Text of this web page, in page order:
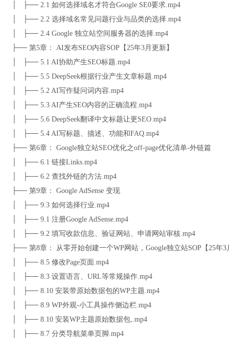
│ ├── 2.1 如何选择域名才符合Google SE0要求.mp4
│ ├── 2.2 选择域名常见问题行业与品类的选择.mp4
│ ├── 2.4 Google 独立站空间服务器的选择.mp4
├── 第5章： AI发布SEO内容SOP【25年3月更新】
│ ├── 5.1 AI协助产生SEO标题.mp4
│ ├── 5.5 DeepSeek根据行业产生文章标题.mp4
│ ├── 5.2 AI写作疑问词内容.mp4
│ ├── 5.3 AI产生SEO内容的正确流程.mp4
│ ├── 5.6 DeepSeek翻译中文标题让更SEO.mp4
│ ├── 5.4 AI写标题、描述、功能和FAQ.mp4
├── 第6章： Google独立站SEO优化之off-page优化清单-外链篇
│ ├── 6.1 链接Links.mp4
│ ├── 6.2 查找外链的方法.mp4
├── 第9章： Google AdSense 变现
│ ├── 9.3 如何选择行业.mp4
│ ├── 9.1 注册Google AdSense.mp4
│ ├── 9.2 填写收款信息、验证网站、申请网站审核.mp4
├── 第8章： 从零开始创建一个WP网站，Google独立站SOP【25年3
│ ├── 8.5 修改Page页面.mp4
│ ├── 8.3 设置语言、URL等常规操作.mp4
│ ├── 8.10 安装带原始数据包的WP主题.mp4
│ ├── 8.9 WP外观-小工具操作侧边栏.mp4
│ ├── 8.10 安装WP主题原始数据包,.mp4
│ ├── 8.7 分类导航菜单页脚.mp4